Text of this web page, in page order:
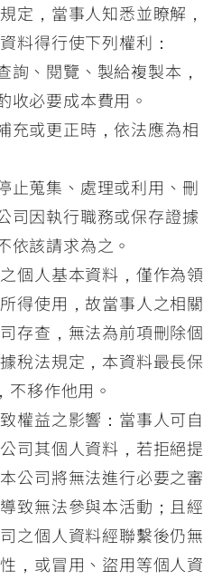
定，當事人知悉並瞭解，
料得行使下列權利：
詢、閱覽、製給複製本，
收必要成本費用。
充或更正時，依法應為相
止蒐集、處理或利用、刪
司因執行職務或保存證據
依該請求為之。
個人基本資料，僅作為領
得使用，故當事人之相關
存查，無法為前項刪除個
稅法規定，本資料最長保
不移作他用。
權益之影響：當事人可自
司其個人資料，若拒絕提
公司將無法進行必要之審
致無法參與本活動；且經
之個人資料經聯繫後仍無
，或冒用、盜用等個人資